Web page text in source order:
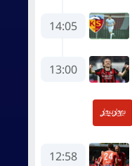
14:05
13:00
12:58